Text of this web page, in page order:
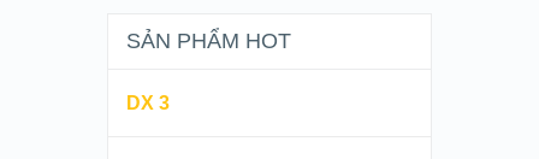
SẢN PHẨM HOT
DX 3